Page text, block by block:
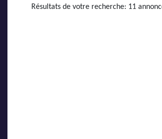
Résultats de votre recherche: 11